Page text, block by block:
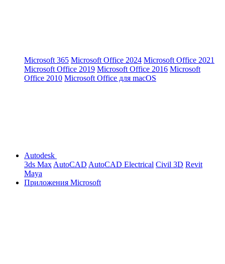
Microsoft 365 Microsoft Office 2024 Microsoft Office 2021
Microsoft Office 2019 Microsoft Office 2016 Microsoft
Office 2010 Microsoft Office для macOS
Autodesk
3ds Max AutoCAD AutoCAD Electrical Civil 3D Revit
Maya
Приложения Microsoft